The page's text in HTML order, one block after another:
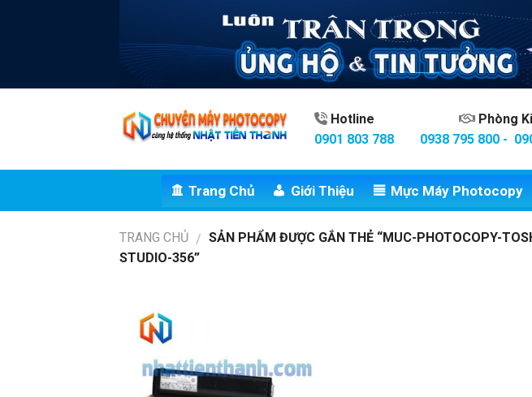
Hotline
Phòng
0901 803 788
0938 795 800 -
Trang Chủ Giới Thiệu Mực Máy Photocopy
TRANG CHỦ / SẢN PHẨM ĐƯỢC GẮN THẺ “MUC-PHOTOCOPY-
STUDIO-356”